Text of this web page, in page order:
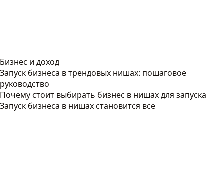
Бизнес и доход
Запуск бизнеса в трендовых нишах: пошаговое
руководство
Почему стоит выбирать бизнес в нишах для запуска
Запуск бизнеса в нишах становится все